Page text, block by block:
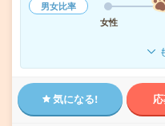
男女比率
女性
気になる!